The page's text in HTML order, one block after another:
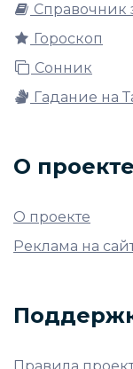
Справочник
Гороскоп
Сонник
Гадание на
О проекте
О проекте
Реклама на